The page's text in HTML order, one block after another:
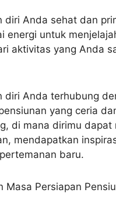
diri Anda sehat dan
energi untuk
aktivitas yang Anda
diri Anda terhubung
yang ceria
di mana dirimu dapat
mendapatkan
baru.